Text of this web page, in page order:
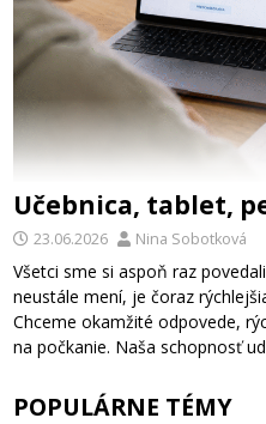
Učebnica, tablet,
23.06.2026 Nina Sobotková
Všetci sme si aspoň raz
neustále mení, je čoraz
Chceme okamžité odpovede,
na počkanie. Naša schopnosť
POPULÁRNE TÉMY